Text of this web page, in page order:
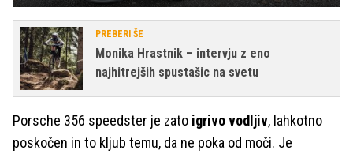
PREBERI ŠE
Monika Hrastnik – intervju z eno
najhitrejših spustašic na svetu
Porsche 356 speedster je zato igrivo vodljiv, lahkotno
poskočen in to kljub temu, da ne poka od moči. Je